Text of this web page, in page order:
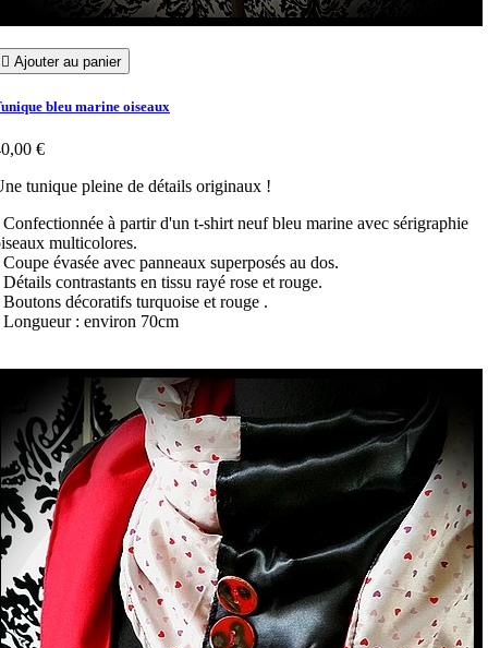
 Ajouter au panier
bleu marine oiseaux
€
tunique pleine de détails originaux !
Confectionnée à partir d'un t-shirt neuf bleu marine avec sérigraphie
multicolores.
Coupe évasée avec panneaux superposés au dos.
Détails contrastants en tissu rayé rose et rouge.
Boutons décoratifs turquoise et rouge .
Longueur : environ 70cm